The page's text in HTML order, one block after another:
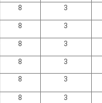
8 3
8 3
8 3
8 3
8 3
8
3